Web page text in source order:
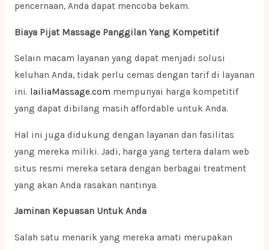
pencernaan, Anda dapat mencoba bekam.
Biaya Pijat Massage Panggilan Yang Kompetitif
Selain macam layanan yang dapat menjadi solusi
keluhan Anda, tidak perlu cemas dengan tarif di layanan
ini. lailiaMassage.com mempunyai harga kompetitif
yang dapat dibilang masih affordable untuk Anda.
Hal ini juga didukung dengan layanan dan fasilitas
yang mereka miliki. Jadi, harga yang tertera dalam web
situs resmi mereka setara dengan berbagai treatment
yang akan Anda rasakan nantinya.
Jaminan Kepuasan Untuk Anda
Salah satu menarik yang mereka amati merupakan